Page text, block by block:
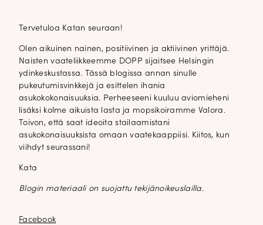
Tervetuloa Katan seuraan!
Olen aikuinen nainen, positiivinen ja aktiivinen yrittäjä.
Naisten vaateliikkeemme DOPP sijaitsee Helsingin
ydinkeskustassa. Tässä blogissa annan sinulle
pukeutumisvinkkejä ja esittelen ihania
asukokokonaisuuksia. Perheeseeni kuuluu aviomieheni
lisäksi kolme aikuista lasta ja mopsikoiramme Valora.
Toivon, että saat ideoita stailaamistani
asukokonaisuuksista omaan vaatekaappiisi. Kiitos, kun
viihdyt seurassani!
Kata
Blogin materiaali on suojattu tekijänoikeuslailla.
Facebook
Facebook